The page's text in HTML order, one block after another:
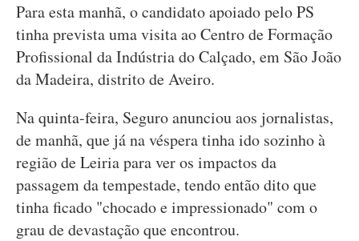
Para esta manhã, o candidato apoiado pelo PS
tinha prevista uma visita ao Centro de Formação
Profissional da Indústria do Calçado, em São João
da Madeira, distrito de Aveiro.
Na quinta-feira, Seguro anunciou aos jornalistas,
de manhã, que já na véspera tinha ido sozinho à
região de Leiria para ver os impactos da
passagem da tempestade, tendo então dito que
tinha ficado "chocado e impressionado" com o
grau de devastação que encontrou.